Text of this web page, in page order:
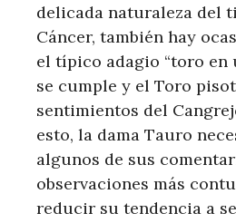
delicada naturaleza del
Cáncer, también hay
el típico adagio “toro en
se cumple y el Toro
sentimientos del
esto, la dama Tauro
algunos de sus
observaciones más
reducir su tendencia a